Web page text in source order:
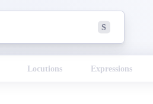
S
Locutions Expressions